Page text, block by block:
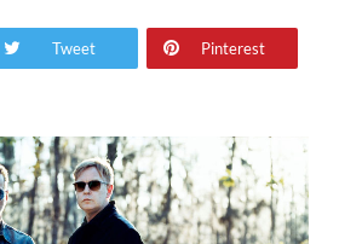
Tweet Pinterest